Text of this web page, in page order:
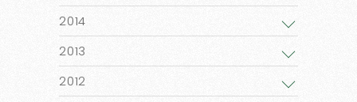
2014
2013
2012